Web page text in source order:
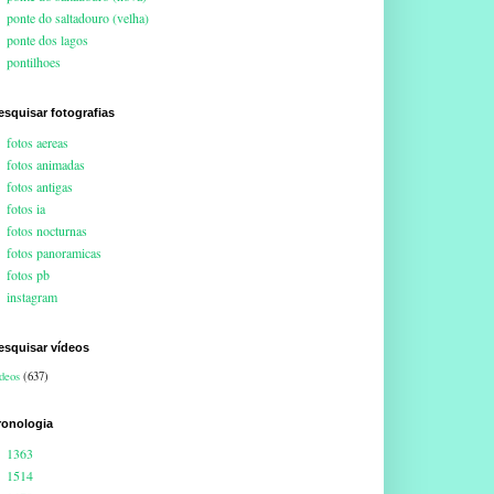
ponte do saltadouro (velha)
ponte dos lagos
pontilhoes
fotografias
fotos aereas
fotos animadas
fotos antigas
fotos ia
fotos nocturnas
fotos panoramicas
fotos pb
instagram
vídeos
(637)
1363
1514